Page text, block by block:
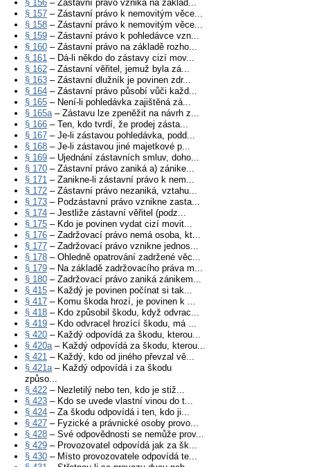
§ 156 – Zástavní právo vzniká na základ...
§ 157 – Zástavní právo k nemovitým věce...
§ 158 – Zástavní právo k nemovitým věce...
§ 159 – Zástavní právo k pohledávce vzn...
§ 160 – Zástavní právo na základě rozho...
§ 161 – Dá-li někdo do zástavy cizí mov...
§ 162 – Zástavní věřitel, jemuž byla zá...
§ 163 – Zástavní dlužník je povinen zdr...
§ 164 – Zástavní právo působí vůči každ...
§ 165 – Není-li pohledávka zajištěná zá...
§ 165a– Zástavu lze zpeněžit na návrh z...
§ 166 – Ten, kdo tvrdí, že prodej zásta...
§ 167 – Je-li zástavou pohledávka, podd...
§ 168 – Je-li zástavou jiné majetkové p...
§ 169 – Ujednání zástavních smluv, doho...
§ 170 – Zástavní právo zaniká a) zánike...
§ 171 – Zanikne-li zástavní právo k nem...
§ 172 – Zástavní právo nezaniká, vztahu...
§ 173 – Podzástavní právo vznikne zasta...
§ 174 – Jestliže zástavní věřitel (podz...
§ 175 – Kdo je povinen vydat cizí movit...
§ 176 – Zadržovací právo nemá osoba, kt...
§ 177 – Zadržovací právo vznikne jednos...
§ 178 – Ohledně opatrování zadržené věc...
§ 179 – Na základě zadržovacího práva m...
§ 180 – Zadržovací právo zaniká zánikem...
§ 415 – Každý je povinen počínat si tak...
§ 417 – Komu škoda hrozí, je povinen k ...
§ 418 – Kdo způsobil škodu, když odvrac...
§ 419 – Kdo odvracel hrozící škodu, má ...
§ 420 – Každý odpovídá za škodu, kterou...
§ 420a– Každý odpovídá za škodu, kterou...
§ 421 – Každý, kdo od jiného převzal vě...
§ 421a– Každý odpovídá i za škodu
způso...
§ 422 – Nezletilý nebo ten, kdo je stiž...
§ 423 – Kdo se uvede vlastní vinou do t...
§ 424 – Za škodu odpovídá i ten, kdo ji...
§ 427 – Fyzické a právnické osoby provo...
§ 428 – Své odpovědnosti se nemůže prov...
§ 429 – Provozovatel odpovídá jak za šk...
§ 430 – Místo provozovatele odpovídá te...